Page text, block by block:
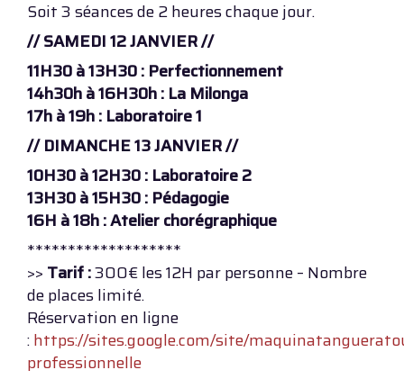
Soit 3 séances de 2 heures chaque jour.
// SAMEDI 12 JANVIER //
11H30 à 13H30 : Perfectionnement
14h30h à 16H30h : La Milonga
17h à 19h : Laboratoire 1
// DIMANCHE 13 JANVIER //
10H30 à 12H30 : Laboratoire 2
13H30 à 15H30 : Pédagogie
16H à 18h : Atelier chorégraphique
*******************
>> Tarif :300€ les 12H par personne – Nombre
de places limité.
Réservation en ligne
:https://sites.google.com/site/
professionnelle